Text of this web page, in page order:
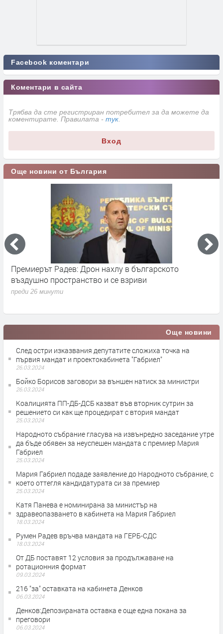
Facebook коментари
Коментари в сайта
Трябва да сте регистриран потребител за да можете да
коментирате. Правилата - тук
Вход
Още новини от България
Премиерът Радев: Дрон нахлу в българското
въздушно пространство и се взриви
преди 26 минути
Още новини
След остри изказвания депутатите сложиха точка на
първия мандат и проектокабинета "Габриел"
26.03.2024
Бойко Борисов заговори за външен натиск за министри
26.03.2024
Коалицията ПП-ДБ-ДСБ казват във вторник сутрин за
решението си как ще процедират с втория мандат
25.03.2024
Народното събрание гласува на извънредно заседание утре
да бъде обявен за неуспешен мандата с премиер Мария
Габриел
25.03.2024
Мария Габриел подаде заявление до Народното събрание, с
което оттегля кандидатурата си за премиер
25.03.2024
Катя Панева е номинирана за министър на
здравеопазването в кабинета на Мария Габриел
18.03.2024
Румен Радев връчва мандата на ГЕРБ-СДС
18.03.2024
От ДБ поставят 12 условия за продължаване на
ротационния формат
09.03.2024
216 "за" оставката на кабинета Денков
06.03.2024
Денков:Депозираната оставка е още една покана за
преговори
06.03.2024